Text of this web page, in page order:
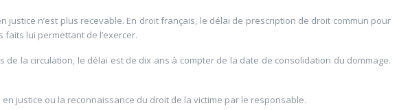
n’est plus recevable. En droit français, le délai de prescription de droit commun pour
lui permettant de l’exercer.
la circulation, le délai est de dix ans à compter de la date de consolidation du dommage.
justice ou la reconnaissance du droit de la victime par le responsable.